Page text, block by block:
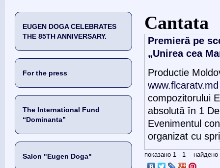
EUGEN DOGA CELEBRATES
THE 85TH ANNIVERSARY.
For the press
The International Fund
“Dominanta”
Salon "Eugen Doga"
You are here
Cantata
Premieră pe
„Unirea cea
Productie
www.flcaratv.md
compozitorului
absolută în 1
Evenimentul
organizat cu
показано 1 - 1 найдено